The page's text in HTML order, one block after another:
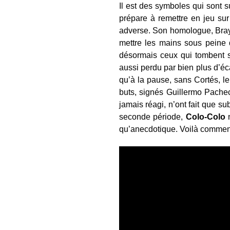
Il est des symboles qui sont
prépare à remettre en jeu
adverse. Son homologue,
mettre les mains sous
désormais ceux qui tombent
aussi perdu par bien plus
qu’à la pause, sans Cortés,
buts, signés Guillermo
jamais réagi, n’ont fait que
seconde période, Colo-Colo
qu’anecdotique. Voilà